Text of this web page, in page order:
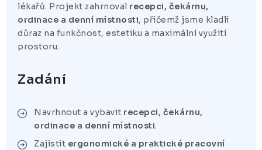
lékařů. Projekt zahrnoval recepci, čekárnu,
ordinace a denní místnosti, přičemž jsme kladli
důraz na funkčnost, estetiku a maximální využití
prostoru.
Zadání
Navrhnout a vybavit recepci, čekárnu,
ordinace a denní místnosti.
Zajistit ergonomické a praktické pracovní